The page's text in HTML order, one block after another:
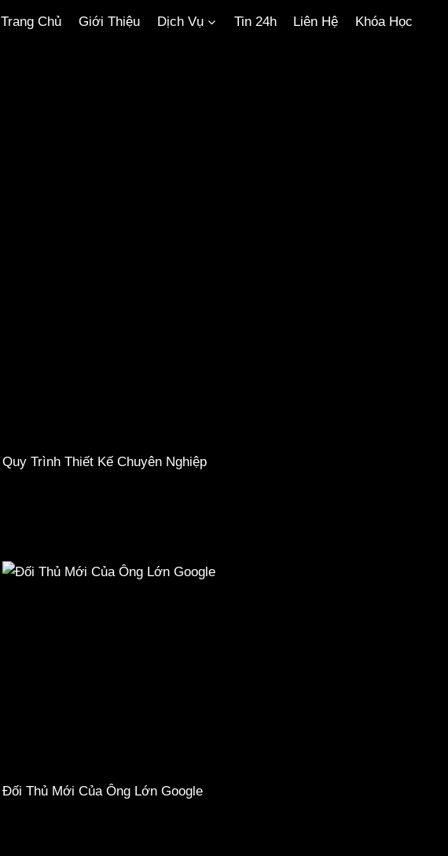
Trang Chủ Giới Thiệu Dịch Vụ Tin 24h Liên Hệ Khóa Học
Quy Trình Thiết Kế Chuyên Nghiệp
Đối Thủ Mới Của Ông Lớn Google